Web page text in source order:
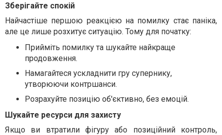
Зберігайте спокій
Найчастіше першою реакцією на помилку стає паніка,
але це лише розхитує ситуацію. Тому для початку:
Прийміть помилку та шукайте найкраще
продовження.
Намагайтеся ускладнити гру супернику,
утворюючи контршанси.
Розрахуйте позицію об'єктивно, без емоцій.
Шукайте ресурси для захисту
Якщо ви втратили фігуру або позиційний контроль,